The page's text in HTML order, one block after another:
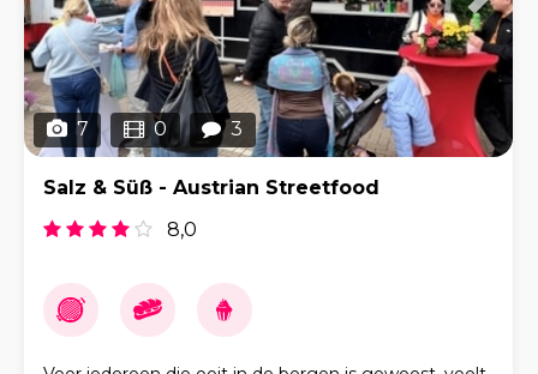
7 0 3
Salz & Süß - Austrian Streetfood
8,0